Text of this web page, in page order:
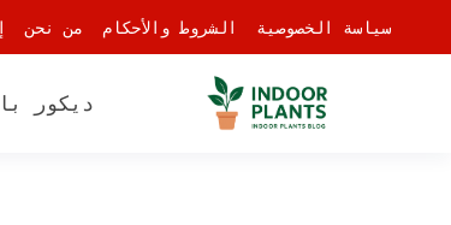
سياسة الخصوصية
الشروط والأحكام من نحن
ديكور